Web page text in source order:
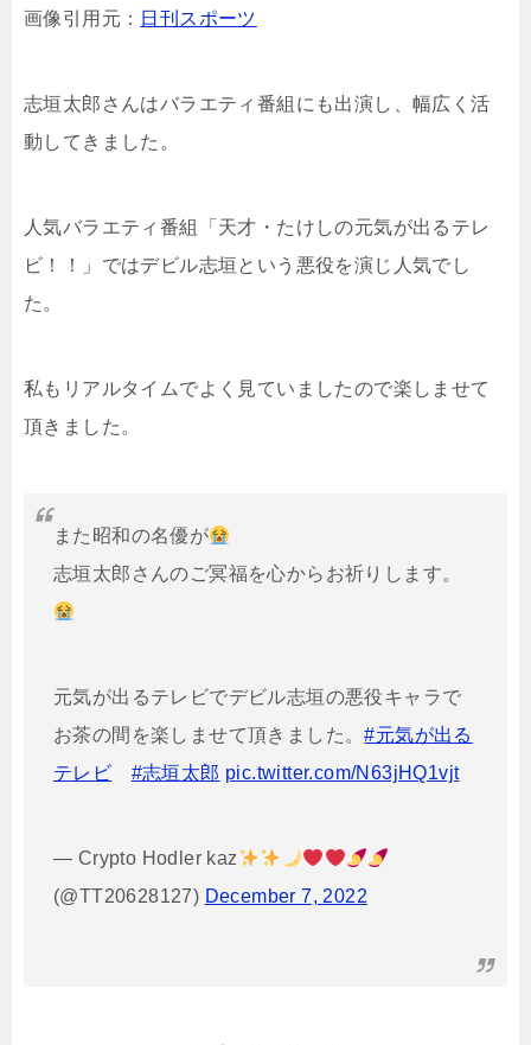
画像引用元： 日刊スポーツ
志垣太郎さんはバラエティ番組にも出演し、幅広く活
動してきました。
人気バラエティ番組「 天才・たけしの元気が出るテレ
ビ！！」ではデビル志垣という悪役を演じ人気でし
た。
私もリアルタイムでよく見ていましたので楽しませて
頂きました。
また昭和の名優が
志垣太郎さんのご冥福を心からお祈りします。
元気が出るテレビでデビル志垣の悪役キャラで
お茶の間を楽しませて頂きました。#元気が出る
テレビ
#志垣太郎 pic.twitter.com/N63jHQ1vjt
— Crypto Hodler kaz
(@TT20628127) December 7, 2022